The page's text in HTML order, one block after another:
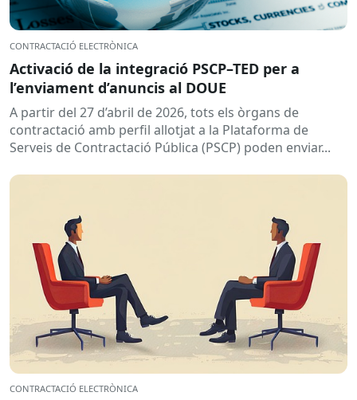
CONTRACTACIÓ ELECTRÒNICA
Activació de la integració PSCP–TED per a
l’enviament d’anuncis al DOUE
A partir del 27 d’abril de 2026, tots els òrgans de
contractació amb perfil allotjat a la Plataforma de
Serveis de Contractació Pública (PSCP) poden enviar...
CONTRACTACIÓ ELECTRÒNICA